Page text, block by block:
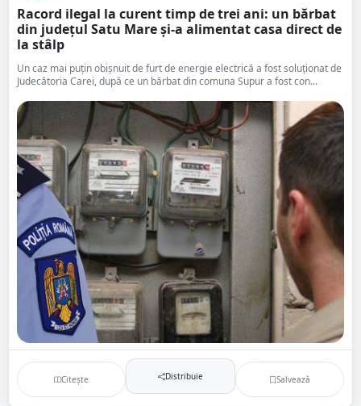
Racord ilegal la curent timp de trei ani: un bărbat
din județul Satu Mare și-a alimentat casa direct de
la stâlp
Un caz mai puțin obișnuit de furt de energie electrică a fost soluționat de
Judecătoria Carei, după ce un bărbat din comuna Supur a fost con...
Citește Distribuie Salvează